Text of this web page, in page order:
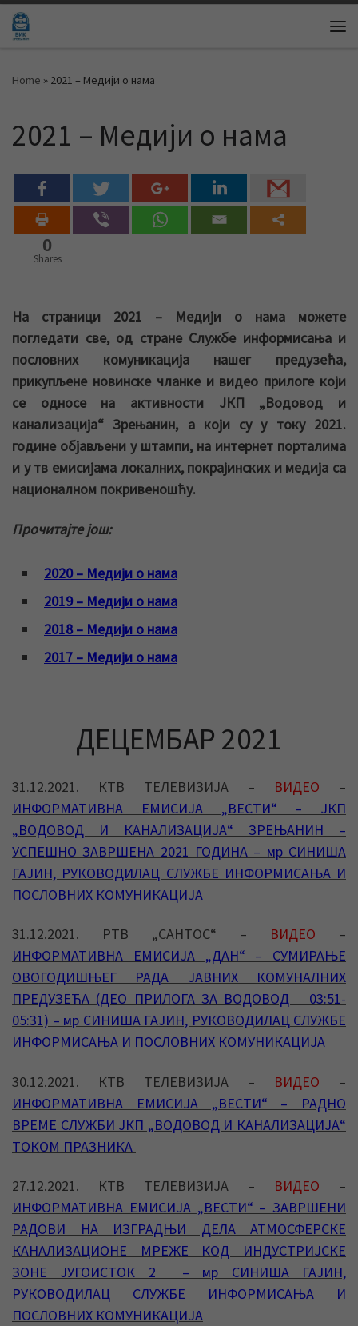
Skip to content
Home » 2021 – Медији о нама
2021 – Медији о нама
0
Shares
На страници 2021 – Медији о нама можете
погледати све, од стране Службе информисања и
пословних комуникација нашег предузећа,
прикупљене новинске чланке и видео прилоге који
се односе на активности ЈКП „Водовод и
канализација“ Зрењанин, а који су у току 2021.
године објављени у штампи, на интернет порталима
и у тв емисијама локалних, покрајинских и медија са
националном покривеношћу.
Прочитајте још:
2020 – Медији о нама
2019 – Медији о нама
2018 – Медији о нама
2017 – Медији о нама
ДЕЦЕМБАР 2021
31.12.2021. КТВ ТЕЛЕВИЗИЈА – ВИДЕО –
ИНФОРМАТИВНА ЕМИСИЈА „ВЕСТИ“ – ЈКП
„ВОДОВОД И КАНАЛИЗАЦИЈА“ ЗРЕЊАНИН –
УСПЕШНО ЗАВРШЕНА 2021 ГОДИНА – мр СИНИША
ГАЈИН, РУКОВОДИЛАЦ СЛУЖБЕ ИНФОРМИСАЊА И
ПОСЛОВНИХ КОМУНИКАЦИЈА
31.12.2021. РТВ „САНТОС“ – ВИДЕО –
ИНФОРМАТИВНА ЕМИСИЈА „ДАН“ – СУМИРАЊЕ
ОВОГОДИШЊЕГ РАДА ЈАВНИХ КОМУНАЛНИХ
ПРЕДУЗЕЋА (ДЕО ПРИЛОГА ЗА ВОДОВОД 03:51-
05:31) – мр СИНИША ГАЈИН, РУКОВОДИЛАЦ СЛУЖБЕ
ИНФОРМИСАЊА И ПОСЛОВНИХ КОМУНИКАЦИЈА
30.12.2021. КТВ ТЕЛЕВИЗИЈА – ВИДЕО –
ИНФОРМАТИВНА ЕМИСИЈА „ВЕСТИ“ – РАДНО
ВРЕМЕ СЛУЖБИ ЈКП „ВОДОВОД И КАНАЛИЗАЦИЈА“
ТОКОМ ПРАЗНИКА
27.12.2021. КТВ ТЕЛЕВИЗИЈА – ВИДЕО –
ИНФОРМАТИВНА ЕМИСИЈА „ВЕСТИ“ – ЗАВРШЕНИ
РАДОВИ НА ИЗГРАДЊИ ДЕЛА АТМОСФЕРСКЕ
КАНАЛИЗАЦИОНЕ МРЕЖЕ КОД ИНДУСТРИЈСКЕ
ЗОНЕ ЈУГОИСТОК 2 – мр СИНИША ГАЈИН,
РУКОВОДИЛАЦ СЛУЖБЕ ИНФОРМИСАЊА И
ПОСЛОВНИХ КОМУНИКАЦИЈА